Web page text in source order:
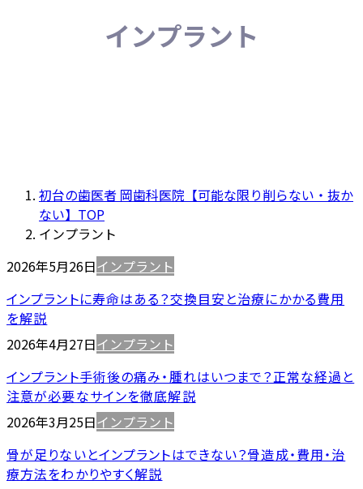
インプラント
初台の歯医者 岡歯科医院【可能な限り削らない・抜か
ない】TOP
インプラント
2026年5月26日インプラント
インプラントに寿命はある？交換目安と治療にかかる費用
を解説
2026年4月27日インプラント
インプラント手術後の痛み・腫れはいつまで？正常な経過と
注意が必要なサインを徹底解説
2026年3月25日インプラント
骨が足りないとインプラントはできない？骨造成・費用・治
療方法をわかりやすく解説